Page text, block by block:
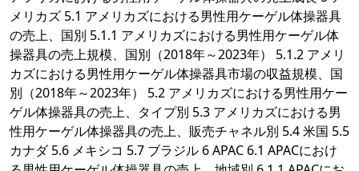
メリカズ 5.1 アメリカズにおける男性用ケーゲル体操器具
の売上、国別 5.1.1 アメリカズにおける男性用ケーゲル体
操器具の売上規模、国別（2018年～2023年） 5.1.2 アメリ
カズにおける男性用ケーゲル体操器具市場の収益規模、国
別（2018年～2023年） 5.2 アメリカズにおける男性用ケー
ゲル体操器具の売上、タイプ別 5.3 アメリカズにおける男
性用ケーゲル体操器具の売上、販売チャネル別 5.4 米国 5.5
カナダ 5.6 メキシコ 5.7 ブラジル 6 APAC 6.1 APACにおけ